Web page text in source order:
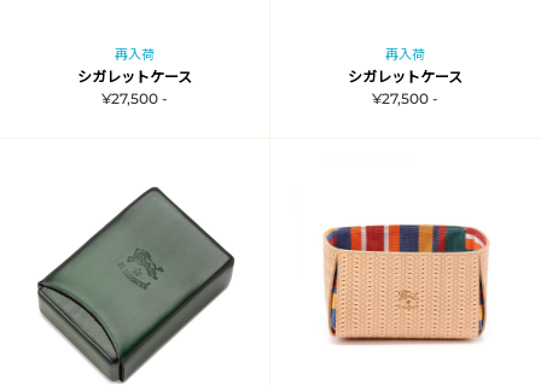
再入荷
シガレットケース
¥27,500 -
再入荷
シガレットケース
¥27,500 -